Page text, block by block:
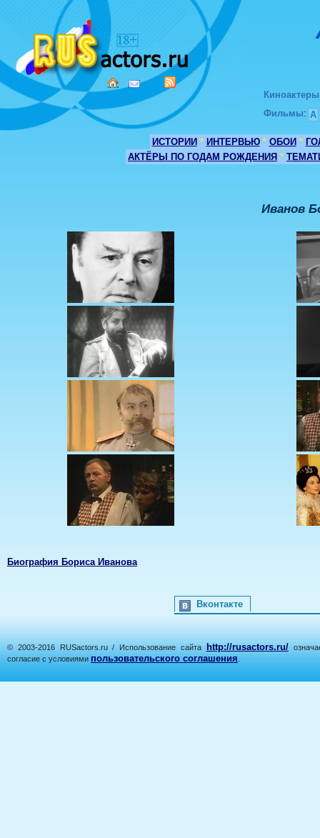
Киноактеры
Фильмы: А
ИСТОРИИ * ИНТЕРВЬЮ * ОБОИ *
АКТЁРЫ ПО ГОДАМ РОЖДЕНИЯ *
Иванов
Биография Бориса Иванова
Вконтакте
© 2003-2016 RUSactors.ru / Использование сайта http://rusactors.ru/
согласие с условиями пользовательского соглашения